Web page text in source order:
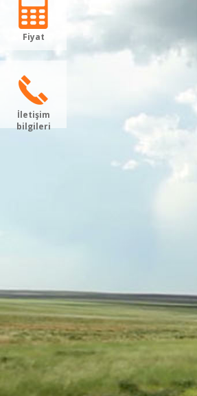
Fiyat
İletişim
bilgileri